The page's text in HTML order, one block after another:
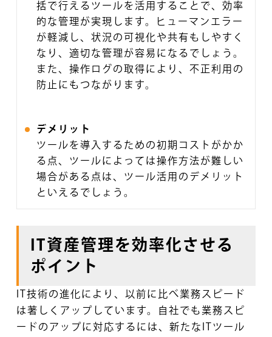
括で行えるツールを活用することで、効率
的な管理が実現します。ヒューマンエラー
が軽減し、状況の可視化や共有もしやすく
なり、適切な管理が容易になるでしょう。
また、操作ログの取得により、不正利用の
防止にもつながります。
デメリット
ツールを導入するための初期コストがかか
る点、ツールによっては操作方法が難しい
場合がある点は、ツール活用のデメリット
といえるでしょう。
IT資産管理を効率化させる
ポイント
IT技術の進化により、以前に比べ業務スピード
は著しくアップしています。自社でも業務スピ
ードのアップに対応するには、新たなITツール